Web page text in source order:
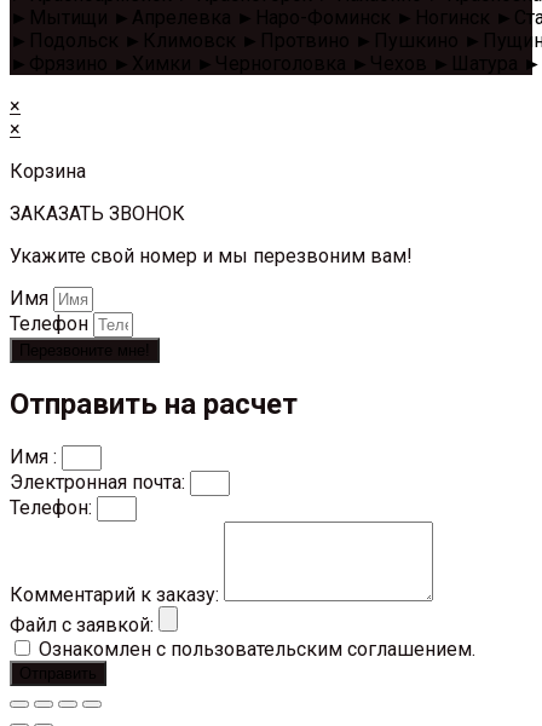
►Мытищи ►Апрелевка ►Наро-Фоминск ►Ногинск
►Подольск ►Климовск ►Протвино ►Пушкино
►Фрязино ►Химки ►Черноголовка ►Чехов ►Шатура
×
×
Корзина
ЗАКАЗАТЬ ЗВОНОК
Укажите свой номер и мы перезвоним вам!
Имя
Телефон
Перезвоните мне!
Отправить на расчет
Имя :
Электронная почта:
Телефон:
Комментарий к заказу:
Файл с заявкой:
Ознакомлен с пользовательским соглашением.
Отправить